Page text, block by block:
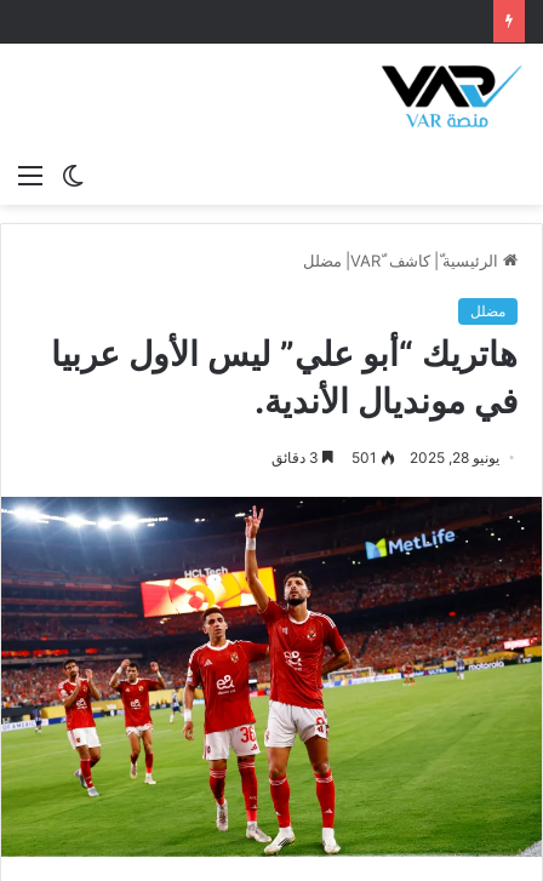
الوضع
الرئيسية كاشف VAR مضلل
مضلل
هاتريك “أبو علي” ليس الأول عربيا
في مونديال الأندية.
يونيو 28, 2025 501